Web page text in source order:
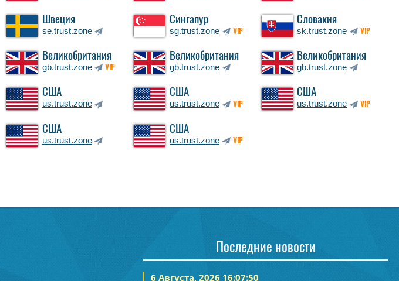
Швеция
se.trust.zone
Сингапур
sg.trust.zone VIP
Словакия
sk.trust.zone VIP
Великобритания
gb.trust.zone VIP
Великобритания
gb.trust.zone
Великобритания
gb.trust.zone
США
us.trust.zone
США
us.trust.zone VIP
США
us.trust.zone VIP
США
us.trust.zone
США
us.trust.zone VIP
Последние новости
6 Августа, 2026 16:07:50